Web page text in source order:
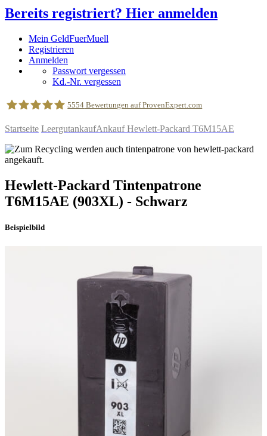
Bereits registriert? Hier anmelden
Mein GeldFuerMuell
Registrieren
Anmelden
Passwort vergessen
Kd.-Nr. vergessen
5554 Bewertungen auf ProvenExpert.com
Startseite LeergutankaufAnkauf Hewlett-Packard T6M15AE
Hewlett-Packard Tintenpatrone
T6M15AE (903XL) - Schwarz
Beispielbild